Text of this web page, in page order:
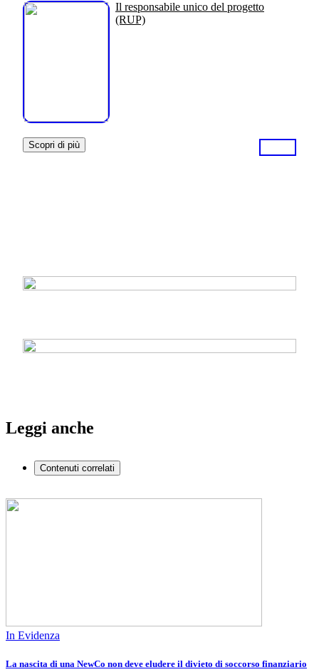
Il responsabile unico del progetto
(RUP)
Scopri di più
Leggi anche
Contenuti correlati
In Evidenza
La nascita di una NewCo non deve eludere il divieto di soccorso finanziario